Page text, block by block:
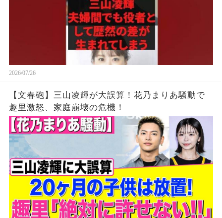
2026/07/26
【文春砲】三山凌輝が大誤算！花乃まりあ騒動で
趣里激怒、家庭崩壊の危機！